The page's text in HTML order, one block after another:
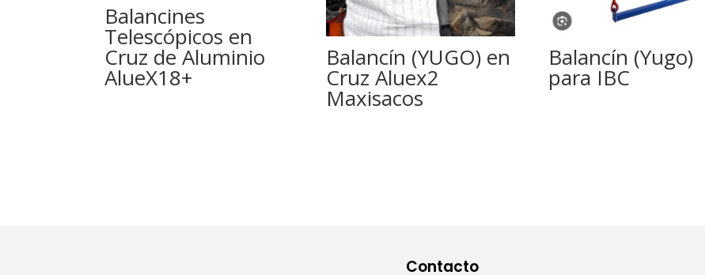
Balancines
Telescópicos en
Cruz de Aluminio
AlueX18+
Balancín (YUGO) en
Cruz Aluex2
Maxisacos
Balancín (Yugo)
para IBC
Contacto